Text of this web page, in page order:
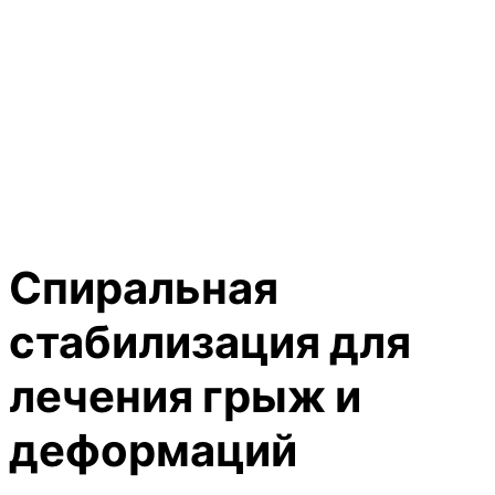
Спиральная
стабилизация для
лечения грыж и
деформаций